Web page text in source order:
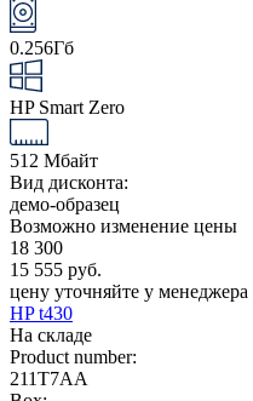
0.256Гб
HP Smart Zero
512 Мбайт
Вид дисконта:
демо-образец
Возможно изменение цены
18 300
15 555 руб.
цену уточняйте у менеджера
HP t430
На складе
Product number:
211T7AA